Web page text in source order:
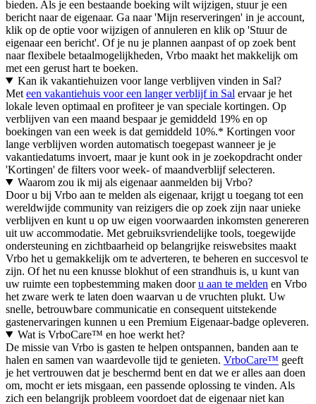
bieden. Als je een bestaande boeking wilt wijzigen, stuur je een
bericht naar de eigenaar. Ga naar 'Mijn reserveringen' in je account,
klik op de optie voor wijzigen of annuleren en klik op 'Stuur de
eigenaar een bericht'. Of je nu je plannen aanpast of op zoek bent
naar flexibele betaalmogelijkheden, Vrbo maakt het makkelijk om
met een gerust hart te boeken.
Kan ik vakantiehuizen voor lange verblijven vinden in Sal?
Met een vakantiehuis voor een langer verblijf in Sal ervaar je het
lokale leven optimaal en profiteer je van speciale kortingen. Op
verblijven van een maand bespaar je gemiddeld 19% en op
boekingen van een week is dat gemiddeld 10%.* Kortingen voor
lange verblijven worden automatisch toegepast wanneer je je
vakantiedatums invoert, maar je kunt ook in je zoekopdracht onder
'Kortingen' de filters voor week- of maandverblijf selecteren.
Waarom zou ik mij als eigenaar aanmelden bij Vrbo?
Door u bij Vrbo aan te melden als eigenaar, krijgt u toegang tot een
wereldwijde community van reizigers die op zoek zijn naar unieke
verblijven en kunt u op uw eigen voorwaarden inkomsten genereren
uit uw accommodatie. Met gebruiksvriendelijke tools, toegewijde
ondersteuning en zichtbaarheid op belangrijke reiswebsites maakt
Vrbo het u gemakkelijk om te adverteren, te beheren en succesvol te
zijn. Of het nu een knusse blokhut of een strandhuis is, u kunt van
uw ruimte een topbestemming maken dooru aan te melden en Vrbo
het zware werk te laten doen waarvan u de vruchten plukt. Uw
snelle, betrouwbare communicatie en consequent uitstekende
gastenervaringen kunnen u een Premium Eigenaar-badge opleveren.
Wat is VrboCare™ en hoe werkt het?
De missie van Vrbo is gasten te helpen ontspannen, banden aan te
halen en samen van waardevolle tijd te genieten. VrboCare™ geeft
je het vertrouwen dat je beschermd bent en dat we er alles aan doen
om, mocht er iets misgaan, een passende oplossing te vinden. Als
zich een belangrijk probleem voordoet dat de eigenaar niet kan